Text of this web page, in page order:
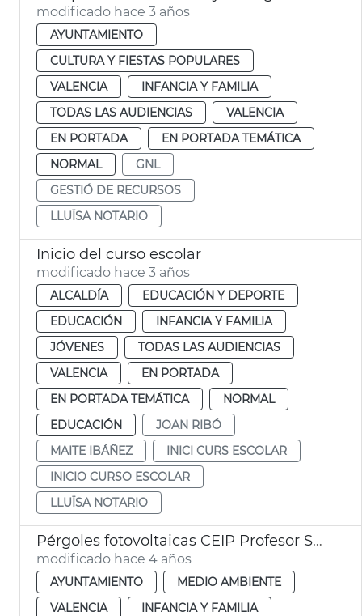
modificado hace 3 años
AYUNTAMIENTO
CULTURA Y FIESTAS POPULARES
VALENCIA
INFANCIA Y FAMILIA
TODAS LAS AUDIENCIAS
VALENCIA
EN PORTADA
EN PORTADA TEMÁTICA
NORMAL
GNL
GESTIÓ DE RECURSOS
LLUÏSA NOTARIO
Inicio del curso escolar
modificado hace 3 años
ALCALDÍA
EDUCACIÓN Y DEPORTE
EDUCACIÓN
INFANCIA Y FAMILIA
JÓVENES
TODAS LAS AUDIENCIAS
VALENCIA
EN PORTADA
EN PORTADA TEMÁTICA
NORMAL
EDUCACIÓN
JOAN RIBÓ
MAITE IBÁÑEZ
INICI CURS ESCOLAR
INICIO CURSO ESCOLAR
LLUÏSA NOTARIO
Pérgoles fotovoltaicas CEIP Profesor Santiago Grisolía
modificado hace 4 años
AYUNTAMIENTO
MEDIO AMBIENTE
VALENCIA
INFANCIA Y FAMILIA